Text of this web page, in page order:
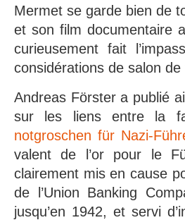
Mermet se garde bien de
et son film documentaire
curieusement fait
considérations de salon
Andreas Förster a publié
sur les liens entre la
notgroschen für Nazi-
valent de l’or pour le
clairement mis en cause
de l’Union Banking
jusqu’en 1942, et servi